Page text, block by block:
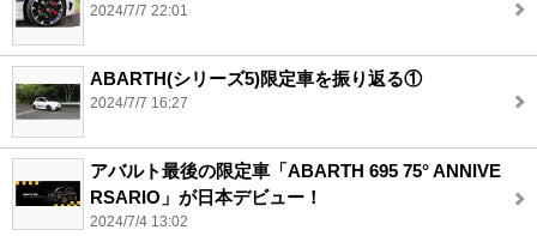
2024/7/7 22:01
ABARTH(シリーズ5)限定車を振り返る①
2024/7/7 16:27
アバルト最後の限定車「ABARTH 695 75° ANNIVE
RSARIO」が日本デビュー！
2024/7/4 13:02